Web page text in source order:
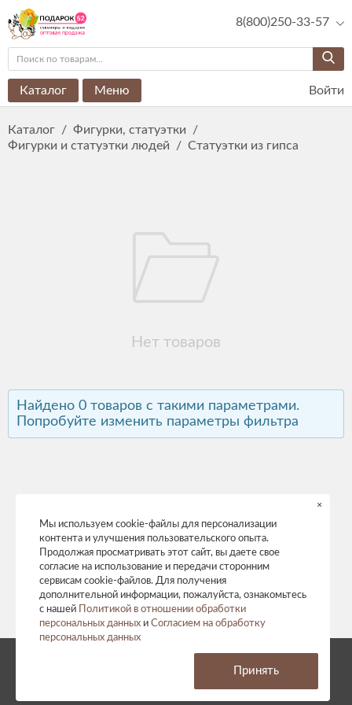
8(800)250-33-57
Каталог Меню Войти
Каталог / Фигурки, статуэтки
/
Фигурки и статуэтки людей
/ Статуэтки из гипса
Нет товаров
Найдено 0 товаров с такими параметрами.
Попробуйте изменить параметры фильтра
© 2026 год. Все права защищены.
Согласие на обработку персональных данных
Мы используем cookie-файлы для персонализации
контента и улучшения пользовательского опыта.
Продолжая просматривать этот сайт, вы даете свое
согласие на использование и передачи сторонним
сервисам cookie-файлов. Для получения
дополнительной информации, пожалуйста, ознакомьтесь
с нашей
Политикой в отношении обработки
персональных данных и Согласием на обработку
персональных данных
×
Принять